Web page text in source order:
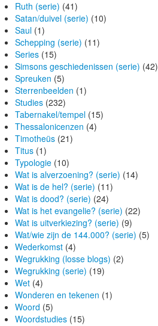
Ruth (serie) (41)
Satan/duivel (serie) (10)
Saul (1)
Schepping (serie) (11)
Series (15)
Simsons geschiedenissen (serie) (42)
Spreuken (5)
Sterrenbeelden (1)
Studies (232)
Tabernakel/tempel (15)
Thessalonicenzen (4)
Timotheüs (21)
Titus (1)
Typologie (10)
Wat is alverzoening? (serie) (14)
Wat is de hel? (serie) (11)
Wat is dood? (serie) (24)
Wat is het evangelie? (serie) (22)
Wat is uitverkiezing? (serie) (9)
Wat/wie zijn de 144.000? (serie) (5)
Wederkomst (4)
Wegrukking (losse blogs) (2)
Wegrukking (serie) (19)
Wet (4)
Wonderen en tekenen (1)
Woord (5)
Woordstudies (15)